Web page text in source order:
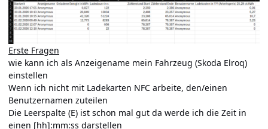
Erste Fragen
wie kann ich als Anzeigename mein Fahrzeug (Skoda Elroq)
einstellen
Wenn ich nicht mit Ladekarten NFC arbeite, den/einen
Benutzernamen zuteilen
Die Leerspalte (E) ist schon mal gut da werde ich die Zeit in
einen [hh]:mm:ss darstellen